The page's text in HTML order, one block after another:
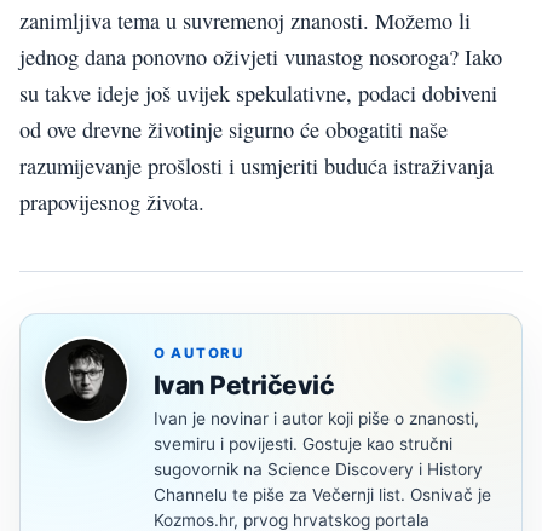
zanimljiva tema u suvremenoj znanosti. Možemo li
jednog dana ponovno oživjeti vunastog nosoroga? Iako
su takve ideje još uvijek spekulativne, podaci dobiveni
od ove drevne životinje sigurno će obogatiti naše
razumijevanje prošlosti i usmjeriti buduća istraživanja
prapovijesnog života.
O AUTORU
Ivan Petričević
Ivan je novinar i autor koji piše o znanosti,
svemiru i povijesti. Gostuje kao stručni
sugovornik na Science Discovery i History
Channelu te piše za Večernji list. Osnivač je
Kozmos.hr, prvog hrvatskog portala